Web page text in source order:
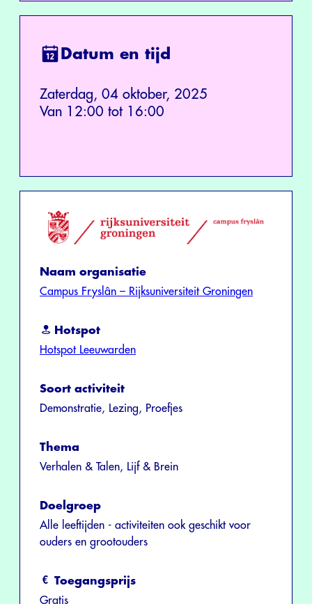
Datum en tijd
Zaterdag, 04 oktober, 2025
Van 12:00 tot 16:00
Naam organisatie
Campus Fryslân – Rijksuniversiteit Groningen
Hotspot
Hotspot Leeuwarden
Soort activiteit
Demonstratie, Lezing, Proefjes
Thema
Verhalen & Talen, Lijf & Brein
Doelgroep
Alle leeftijden - activiteiten ook geschikt voor
ouders en grootouders
Toegangsprijs
Gratis